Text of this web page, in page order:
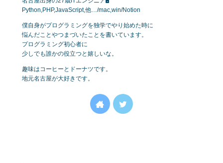
Python,PHP,JavaScript,他…/mac,win/Notion
僕自身がプログラミングを独学でやり始めた時に
悩んだことやつまづいたことを書いています。
プログラミング初心者に
少しでも誰かの役立つと嬉しいな。
趣味はコーヒーとドーナツです。
地元名古屋が大好きです。